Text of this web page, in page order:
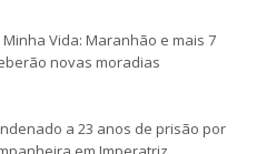
Vida: Maranhão e mais 7
novas moradias
a 23 anos de prisão por